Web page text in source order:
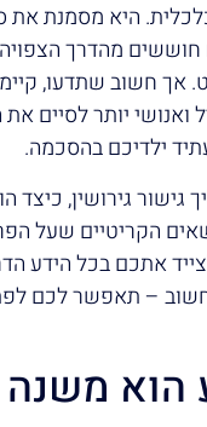
היא מסמנת
חוששים מהדרך
אך חשוב שתדעו,
ואנושי יותר לסיים
ילדיכם בהסכמה.
גישור גירושין,
הקריטיים שעל
אתכם בכל הידע
– תאפשר לכם
הוא